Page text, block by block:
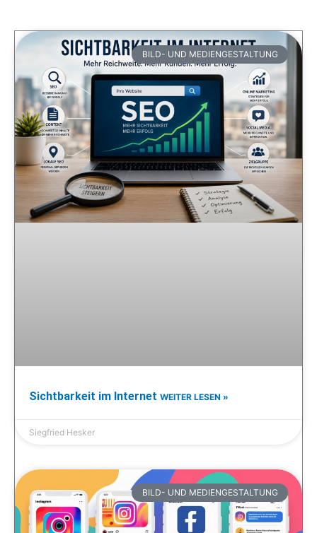
BILD- UND MEDIENGESTALTUNG
Sichtbarkeit im Internet WEITER LESEN »
Siegfried Hesker
BILD- UND MEDIENGESTALTUNG